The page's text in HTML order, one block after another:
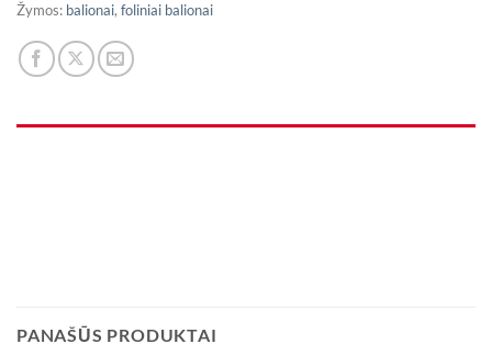
Žymos: balionai, foliniai balionai
PANAŠŪS PRODUKTAI